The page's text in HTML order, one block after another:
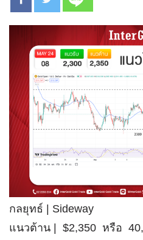
กลยุทธ์ | Sideway
แนวต้าน | $2,350 หรือ